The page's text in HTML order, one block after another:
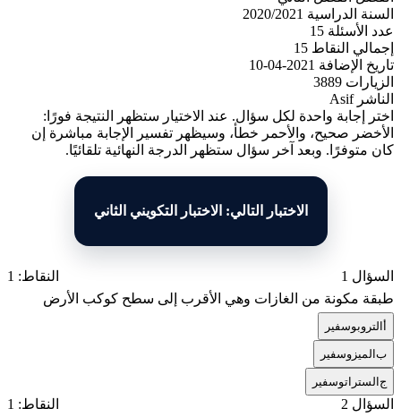
السنة الدراسية
2020/2021
عدد الأسئلة 15
إجمالي النقاط 15
تاريخ الإضافة
2021-04-10
الزيارات 3889
الناشر Asif
اختر إجابة واحدة لكل سؤال. عند الاختيار ستظهر النتيجة فورًا:
الأخضر صحيح، والأحمر خطأ، وسيظهر تفسير الإجابة مباشرة إن
كان متوفرًا. وبعد آخر سؤال ستظهر الدرجة النهائية تلقائيًا.
الاختبار التالي: الاختبار التكويني الثاني
السؤال 1
النقاط: 1
طبقة مكونة من الغازات وهي الأقرب إلى سطح كوكب الأرض
التروبوسفير
بالميزوسفير
جالستراتوسفير
السؤال 2
النقاط: 1